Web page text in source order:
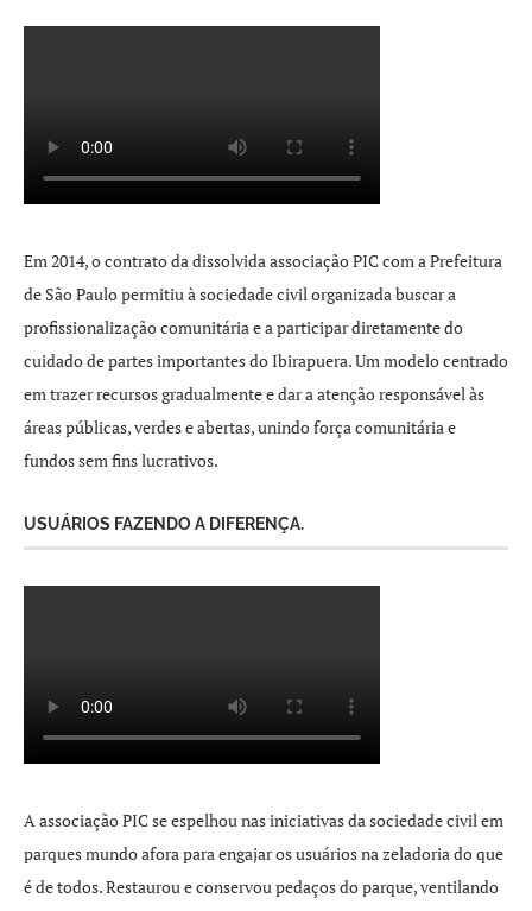
Em 2014, o contrato da dissolvida associação PIC com a Prefeitura
de São Paulo permitiu à sociedade civil organizada buscar a
profissionalização comunitária e a participar diretamente do
cuidado de partes importantes do Ibirapuera. Um modelo centrado
em trazer recursos gradualmente e dar a atenção responsável às
áreas públicas, verdes e abertas, unindo força comunitária e
fundos sem fins lucrativos.
USUÁRIOS FAZENDO A DIFERENÇA.
A associação PIC se espelhou nas iniciativas da sociedade civil em
parques mundo afora para engajar os usuários na zeladoria do que
é de todos. Restaurou e conservou pedaços do parque, ventilando